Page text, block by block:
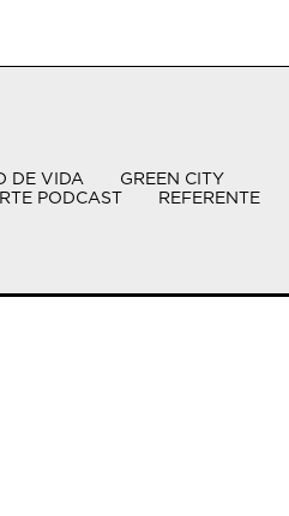
DE VIDA
GREEN CITY
PODCAST REFERENTE